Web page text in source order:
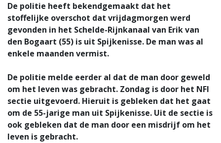
De politie heeft bekendgemaakt dat het
stoffelijke overschot dat vrijdagmorgen werd
gevonden in het Schelde-Rijnkanaal van Erik van
den Bogaart (55) is uit Spijkenisse. De man was al
enkele maanden vermist.
De politie melde eerder al dat de man door geweld
om het leven was gebracht. Zondag is door het NFI
sectie uitgevoerd. Hieruit is gebleken dat het gaat
om de 55-jarige man uit Spijkenisse. Uit de sectie is
ook gebleken dat de man door een misdrijf om het
leven is gebracht.